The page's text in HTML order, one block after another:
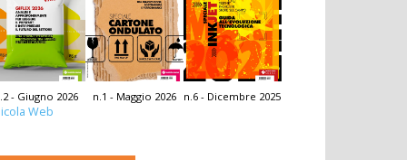
- Giugno 2026 n.1 - Maggio 2026 n.6 - Dicembre 2025
Web